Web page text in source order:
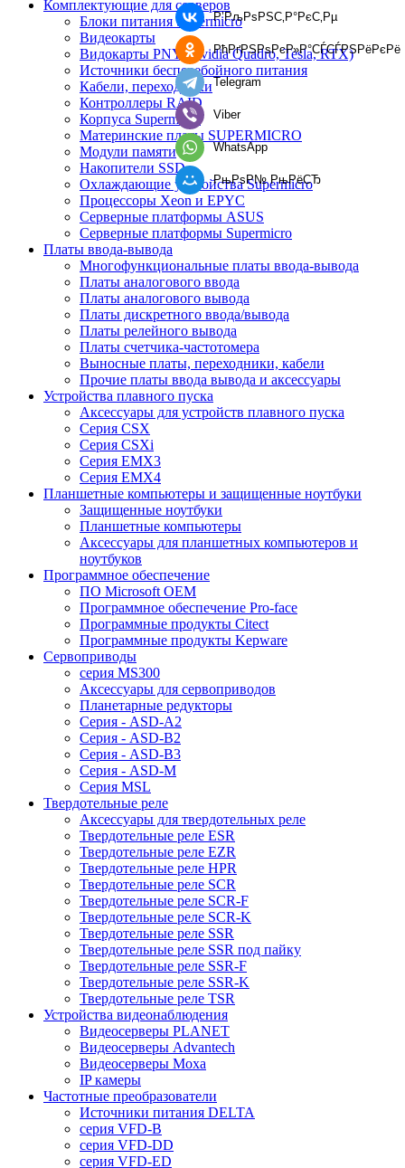
Комплектующие для серверов
Блоки питания Supermicro
Видеокарты
Видокарты PNY (Nvidia Quadro, Tesla, RTX)
Источники бесперебойного питания
Кабели, переходники
Контроллеры RAID
Корпуса Supermicro
Материнские платы SUPERMICRO
Модули памяти
Накопители SSD
Охлаждающие устройства Supermicro
Процессоры Xeon и EPYC
Серверные платформы ASUS
Серверные платформы Supermicro
Платы ввода-вывода
Многофункциональные платы ввода-вывода
Платы аналогового ввода
Платы аналогового вывода
Платы дискретного ввода/вывода
Платы релейного вывода
Платы счетчика-частотомера
Выносные платы, переходники, кабели
Прочие платы ввода вывода и аксессуары
Устройства плавного пуска
Аксессуары для устройств плавного пуска
Серия CSX
Серия CSXi
Серия EMX3
Серия EMX4
Планшетные компьютеры и защищенные ноутбуки
Защищенные ноутбуки
Планшетные компьютеры
Аксессуары для планшетных компьютеров и
ноутбуков
Программное обеспечение
ПО Microsoft OEM
Программное обеспечение Pro-face
Программные продукты Citect
Программные продукты Kepware
Сервоприводы
серия MS300
Аксессуары для сервоприводов
Планетарные редукторы
Серия - ASD-A2
Серия - ASD-B2
Серия - ASD-B3
Серия - ASD-M
Серия MSL
Твердотельные реле
Аксессуары для твердотельных реле
Твердотельные реле ESR
Твердотельные реле EZR
Твердотельные реле HPR
Твердотельные реле SCR
Твердотельные реле SCR-F
Твердотельные реле SCR-K
Твердотельные реле SSR
Твердотельные реле SSR под пайку
Твердотельные реле SSR-F
Твердотельные реле SSR-K
Твердотельные реле TSR
Устройства видеонаблюдения
Видеосерверы PLANET
Видеосерверы Advantech
Видеосерверы Moxa
IP камеры
Частотные преобразователи
Источники питания DELTA
серия VFD-B
серия VFD-DD
серия VFD-ED
Р’РљРѕРЅС‚Р°РєС‚Рµ
РћРґРЅРѕРєР»Р°СЃСЃРЅРёРєРё
Telegram
Viber
WhatsApp
РњРѕР№ РњРёСЂ